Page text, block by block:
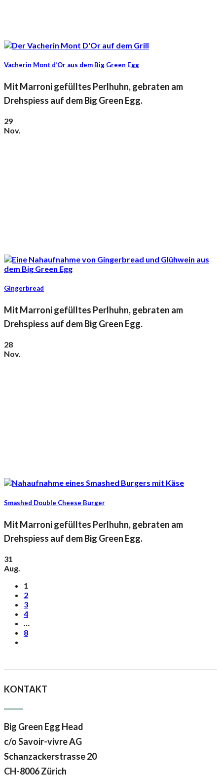
Vacherin Mont d’Or aus dem Big Green Egg
Mit Marroni gefülltes Perlhuhn, gebraten am
Drehspiess auf dem Big Green Egg.
29
Nov.
Gingerbread
Mit Marroni gefülltes Perlhuhn, gebraten am
Drehspiess auf dem Big Green Egg.
28
Nov.
Smashed Double Cheese Burger
Mit Marroni gefülltes Perlhuhn, gebraten am
Drehspiess auf dem Big Green Egg.
31
Aug.
1
2
3
4
8
KONTAKT
Big Green Egg Head
c/o Savoir-vivre AG
Schanzackerstrasse 20
CH-8006 Zürich